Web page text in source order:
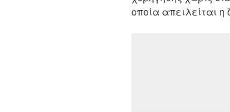
οποία απειλείται η